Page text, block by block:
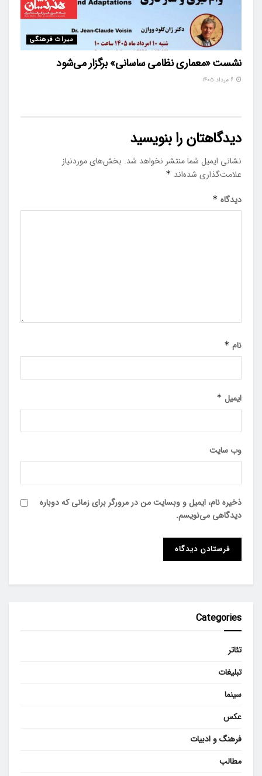
میراث فرهنگی
نشست «معماری نظامی ساسانی» برگزار می‌شود
دیدگاهتان را بنویسید
نشانی ایمیل شما منتشر نخواهد شد. بخش‌های موردنیاز
علامت‌گذاری شده‌اند *
دیدگاه *
نام *
ایمیل *
وب‌ سایت
ذخیره نام، ایمیل و وبسایت من در مرورگر برای زمانی که دوباره
دیدگاهی می‌نویسم.
Categories
تئاتر
تبلیغات
سینما
عکس
فرهنگ و ادبیات
مطالب